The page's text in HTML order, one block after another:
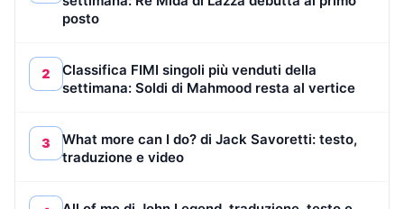
posto
2
Classifica FIMI singoli più venduti della
settimana: Soldi di Mahmood resta al vertice
3
What more can I do? di Jack Savoretti: testo,
traduzione e video